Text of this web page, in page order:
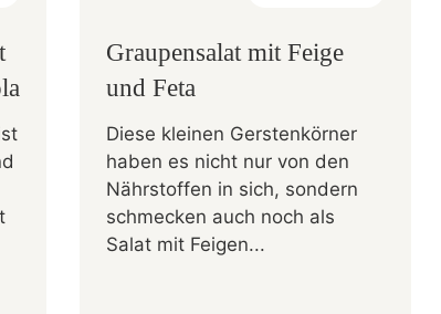
Graupensalat mit Feige
und Feta
Diese kleinen Gerstenkörner
haben es nicht nur von den
Nährstoffen in sich, sondern
schmecken auch noch als
Salat mit Feigen...